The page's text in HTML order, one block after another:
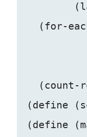
(for-
(count-
(define
(define